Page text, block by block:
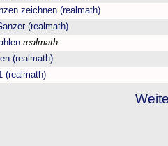
zeichnen (realmath)
(realmath)
realmath
(realmath)
(realmath)